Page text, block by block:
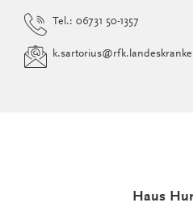
Tel.: 06731 50-1357
k.sartorius@
Haus